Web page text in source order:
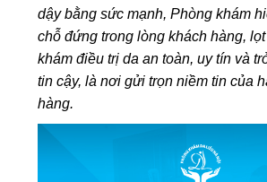
dậy bằng sức mạnh, Phòng khám
chỗ đứng trong lòng khách hàng,
khám điều trị da an toàn, uy tín và
tin cậy, là nơi gửi trọn niềm tin của
hàng.